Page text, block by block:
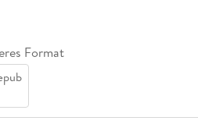
Format